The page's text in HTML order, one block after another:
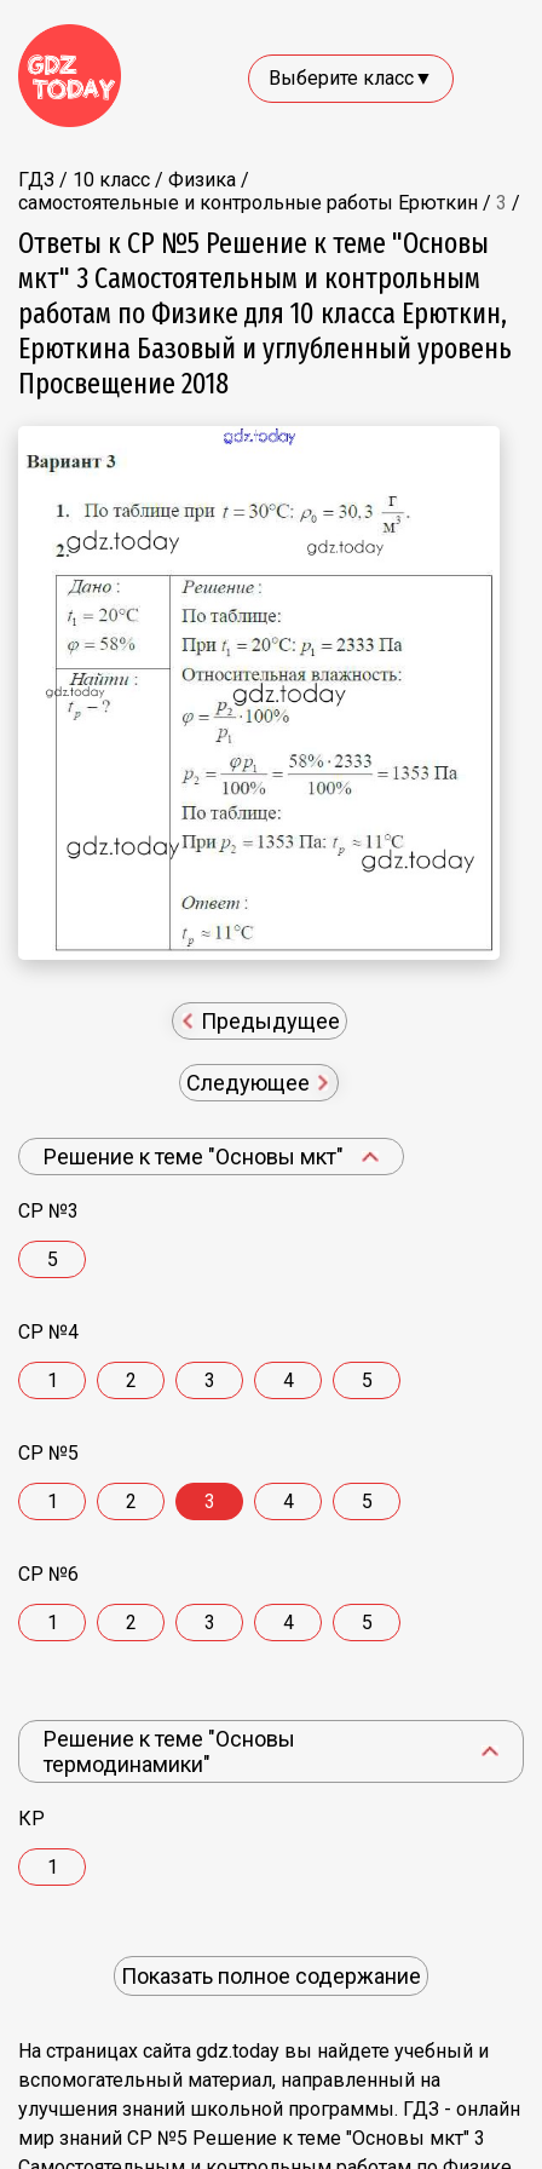
Выберите класс▼
ГДЗ / 10 класс / Физика /
самостоятельные и контрольные работы Ерюткин / 3 /
Ответы к СР №5 Решение к теме "Основы
мкт" 3 Самостоятельным и контрольным
работам по Физике для 10 класса Ерюткин,
Ерюткина Базовый и углубленный уровень
Просвещение 2018
Предыдущее
Следующее
Решение к теме "Основы мкт"
СР №3
5
СР №4
1 2 3 4 5
СР №5
1 2 3 4 5
СР №6
1 2 3 4 5
Решение к теме "Основы
термодинамики"
КР
1
Показать полное содержание
На страницах сайта gdz.today вы найдете учебный и
вспомогательный материал, направленный на
улучшения знаний школьной программы. ГДЗ - онлайн
мир знаний СР №5 Решение к теме "Основы мкт" 3